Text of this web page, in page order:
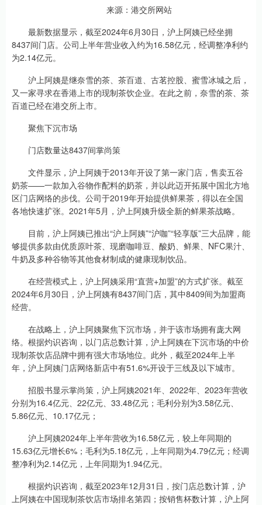
来源：港交所网站
最新数据显示，截至2024年6月30日，沪上阿姨已经坐拥
8437间门店。公司上半年营业收入约为16.58亿元，经调整净利约
为2.14亿元。
沪上阿姨是继奈雪的茶、茶百道、古茗控股、蜜雪冰城之后，
又一家寻求在香港上市的现制茶饮企业。在此之前，奈雪的茶、茶
百道已经在港交所上市。
聚焦下沉市场
门店数量达8437间掌尚策
文件显示，沪上阿姨于2013年开设了第一家门店，售卖五谷
奶茶——一款加入谷物作配料的奶茶，并以此迈开拓展中国北方地
区门店网络的步伐。公司于2019年开始提供鲜果茶，得以在全国
各地快速扩张。2021年5月，沪上阿姨升级全新的鲜果茶战略。
目前，沪上阿姨已推出“沪上阿姨”“沪咖”“轻享版”三大品牌，能
够提供多款由优质原叶茶、现磨咖啡豆、酸奶、鲜果、NFC果汁、
牛奶及多种谷物等其他食材制成的健康现制饮品。
在经营模式上，沪上阿姨采用“直营+加盟”的方式扩张。截至
2024年6月30日，沪上阿姨有8437间门店，其中8409间为加盟商
经营。
在战略上，沪上阿姨聚焦下沉市场，并于该市场拥有庞大网
络。根据灼识咨询，以门店总数计算，沪上阿姨在下沉市场的中价
现制茶饮店品牌中拥有强大市场地位。此外，截至2024年上半
年，沪上阿姨门店网络新店中有51.6%开设于三线及以下城市。
招股书显示掌尚策，沪上阿姨2021年、2022年、2023年营收
分别为16.4亿元、22亿元、33.48亿元；毛利分别为3.58亿元、
5.86亿元、10.17亿元；
沪上阿姨2024年上半年营收为16.58亿元，较上年同期的
15.63亿元增长6%；毛利为5.18亿元，上年同期为4.79亿元；经调
整净利为2.14亿元，上年同期为1.94亿元。
根据灼识咨询，截至2023年12月31日，按门店总数计算，沪
上阿姨在中国现制茶饮店市场排名第四；按销售杯数计算，沪上阿